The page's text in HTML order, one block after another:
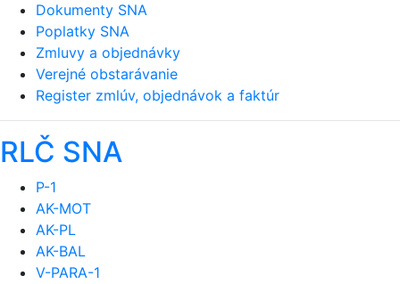
Dokumenty SNA
Poplatky SNA
Zmluvy a objednávky
Verejné obstarávanie
Register zmlúv, objednávok a faktúr
RLČ SNA
P-1
AK-MOT
AK-PL
AK-BAL
V-PARA-1